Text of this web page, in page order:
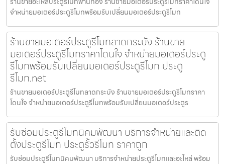
จำหน่ายมอเตอร์ประตูรีโมทพร้อมรับเปลี่ยนมอเตอร์ประตูรีโมท
ร้านขายมอเตอร์ประตูรีโมทลาดกระบัง ร้านขาย
มอเตอร์ประตูรีโมทราคาโดนใจ จำหน่ายมอเตอร์ประตู
รีโมทพร้อมรับเปลี่ยนมอเตอร์ประตูรีโมท ประตู
รีโมท.net
ร้านขายมอเตอร์ประตูรีโมทลาดกระบัง ร้านขายมอเตอร์ประตูรีโมทราคา
โดนใจ จำหน่ายมอเตอร์ประตูรีโมทพร้อมรับเปลี่ยนมอเตอร์ประตูร
รับซ่อมประตูรีโมทนิคมพัฒนา บริการจำหน่ายและติด
ตั้งประตูรีโมท ประตูรั้วรีโมท ราคาถูก
รับซ่อมประตูรีโมทนิคมพัฒนา บริการจำหน่ายประตูรีโมทและอะไหล่ พร้อม